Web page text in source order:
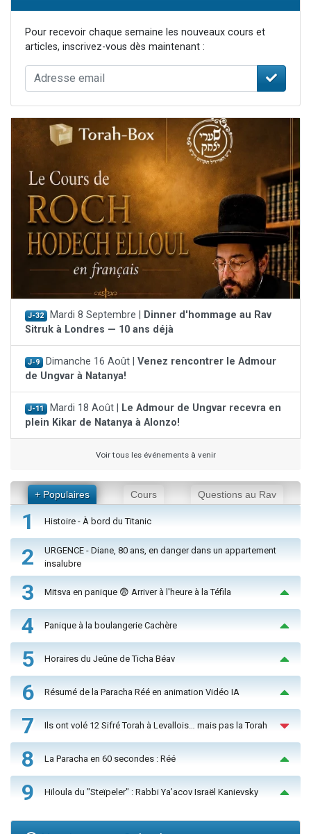
Pour recevoir chaque semaine les nouveaux cours et
articles, inscrivez-vous dès maintenant :
J-32 Mardi 8 Septembre |
Dinner d'hommage au Rav
Sitruk à Londres — 10 ans déjà
J-9 Dimanche 16 Août | Venez rencontrer le Admour
de Ungvar à Natanya!
J-11 Mardi 18 Août |
Le Admour de Ungvar recevra en
plein Kikar de Natanya à Alonzo!
Voir tous les événements à venir
+ Populaires Cours Questions au Rav
1 Histoire - À bord du Titanic
2
URGENCE - Diane, 80 ans, en danger dans un appartement
insalubre
3 Mitsva en panique 😨 Arriver à l'heure à la Téfila
4 Panique à la boulangerie Cachère
5 Horaires du Jeûne de Ticha Béav
6 Résumé de la Paracha Réé en animation Vidéo IA
7 Ils ont volé 12 Sifré Torah à Levallois… mais pas la Torah
8 La Paracha en 60 secondes : Réé
9 Hiloula du "Steïpeler" : Rabbi Ya’acov Israël Kanievsky